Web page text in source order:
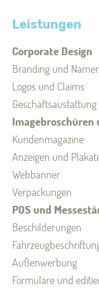
Leistungen
Corporate Design
Branding und
Logos und Claims
Geschäftsaustattung
Kundenmagazine
Anzeigen und
Webbanner
Verpackungen
POS und
Beschilderungen
Außenwerbung
Formulare und